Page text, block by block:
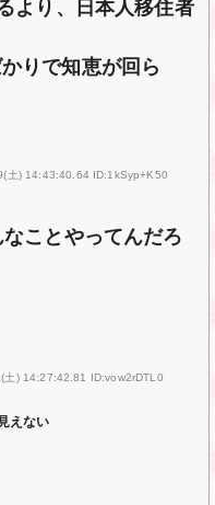
より、日本人移住者
りで知恵が回ら
土) 14:43:40.64 ID:1kSyp+K50
ことやってんだろ
土) 14:27:42.81 ID:vow2rDTL0
えない